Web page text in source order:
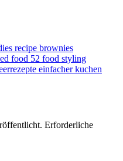
Erforderliche